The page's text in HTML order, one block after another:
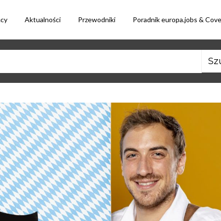
Aktualności Przewodniki Poradnik europa.jobs &